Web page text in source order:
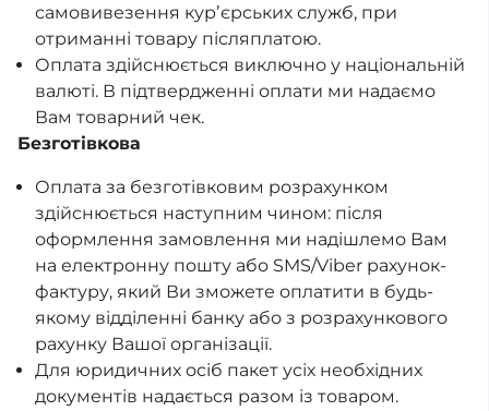
самовивезення курʼєрських служб, при
отриманні товару післяплатою.
Оплата здійснюється виключно у національній
валюті. В підтвердженні оплати ми надаємо
Вам товарний чек.
Безготівкова
Оплата за безготівковим розрахунком
здійснюється наступним чином: після
оформлення замовлення ми надішлемо Вам
на електронну пошту або SMS/Viber рахунок-
фактуру, який Ви зможете оплатити в будь-
якому відділенні банку або з розрахункового
рахунку Вашої організації.
Для юридичних осіб пакет усіх необхідних
документів надається разом із товаром.